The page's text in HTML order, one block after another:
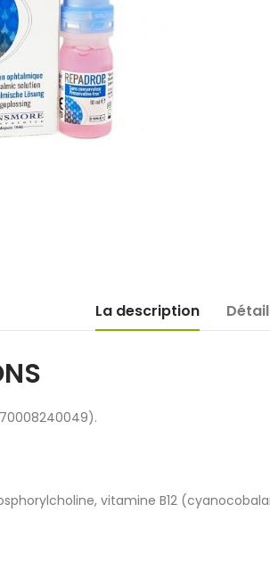
La description
vitamine B12